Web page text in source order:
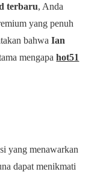
terbaru, Anda
yang penuh
bahwaIan
mengapahot51
yang menawarkan
dapat menikmati